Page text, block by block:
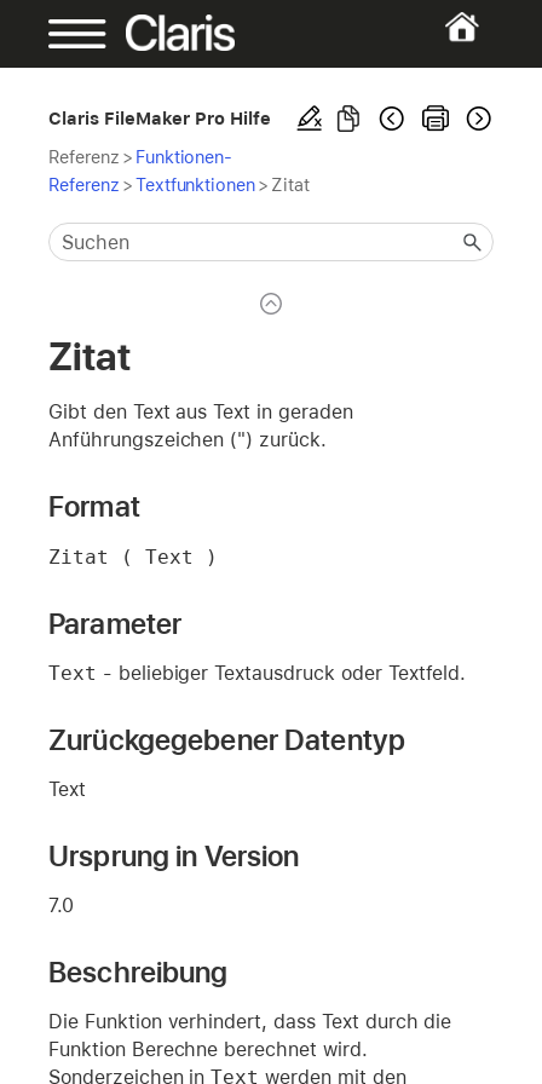
Claris FileMaker Pro Hilfe
Referenz > Funktionen-
Referenz >Textfunktionen> Zitat
Zitat
Gibt den Text aus Text in geraden
Anführungszeichen (") zurück.
Format
Zitat ( Text )
Parameter
Text - beliebiger Textausdruck oder Textfeld.
Zurückgegebener Datentyp
Text
Ursprung in Version
7.0
Beschreibung
Die Funktion verhindert, dass Text durch die
Funktion Berechne berechnet wird.
Sonderzeichen inText werden mit den